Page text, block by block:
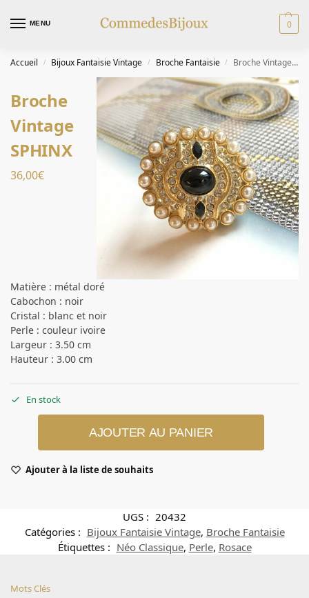
MENU 0
Accueil / Bijoux Fantaisie Vintage / Broche Fantaisie / Broche Vintage SPHINX
Broche
Vintage
SPHINX
36,00€
Matière : métal doré
Cabochon : noir
Cristal : blanc et noir
Perle : couleur ivoire
Largeur : 3.50 cm
Hauteur : 3.00 cm
En stock
AJOUTER AU PANIER
Ajouter à la liste de souhaits
UGS : 20432
Catégories : Bijoux Fantaisie Vintage, Broche Fantaisie
Étiquettes : Néo Classique, Perle, Rosace
Mots Clés